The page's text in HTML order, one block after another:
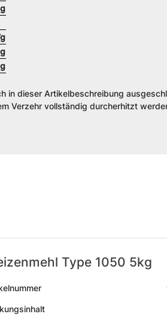
in dieser Artikelbeschreibung
Verzehr vollständig durcherhitzt
Type 1050 5kg